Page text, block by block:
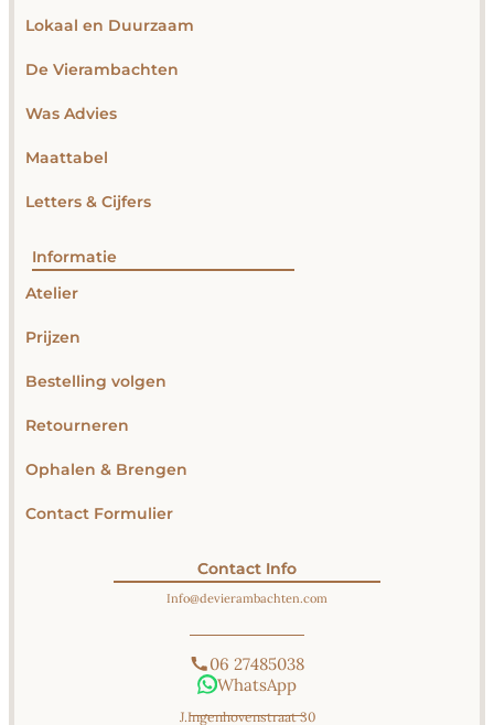
Lokaal en Duurzaam
De Vierambachten
Was Advies
Maattabel
Letters & Cijfers
Informatie
Atelier
Prijzen
Bestelling volgen
Retourneren
Ophalen & Brengen
Contact Formulier
Contact Info
Info@​devierambachten.com
06 27485038
WhatsApp
J.Ingenhovenstraat 30